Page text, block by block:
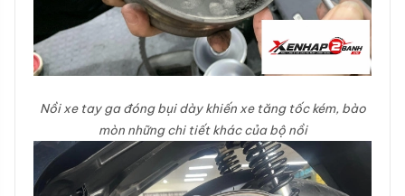
Nồi xe tay ga đóng bụi dày khiến xe tăng tốc kém, bào
mòn những chi tiết khác của bộ nồi